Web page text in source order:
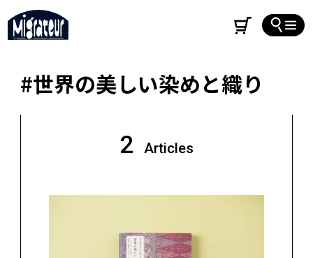
#世界の美しい染めと織り
2 Articles